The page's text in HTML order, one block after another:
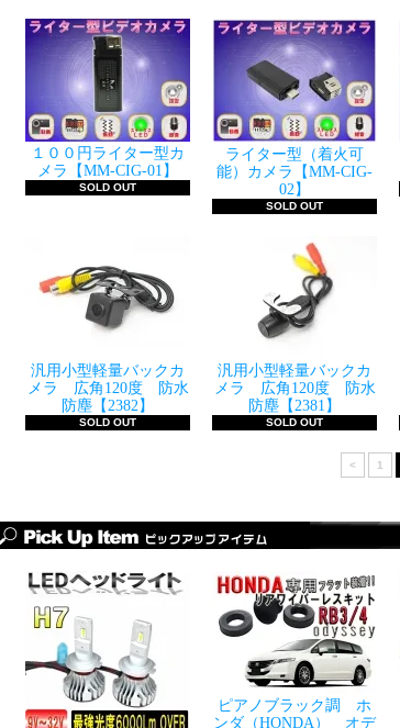
１００円ライター型カ
メラ【MM-CIG-01】
SOLD OUT
ライター型（着火可
能）カメラ【MM-CIG-
02】
SOLD OUT
汎用小型軽量バックカ
メラ 広角120度 防水
防塵【2382】
SOLD OUT
汎用小型軽量バックカ
メラ 広角120度 防水
防塵【2381】
SOLD OUT
< 1
ピアノブラック調 ホ
ンダ（HONDA） オデ